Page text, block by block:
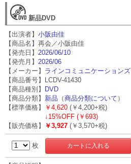
新品DVD
【出演者】小阪由佳
【商品名】再会／小阪由佳
【発売日】 2026/06/10
【発売月】 2026/06
【メーカー】 ラインコミュニケーションズ
【商品番号】LCDV-41430
【商品種別】 DVD
【商品分類】 新品 （商品分類について ）
【標準価格】
￥4,620 (￥4,200+税)
↓ 15%OFF (￥693)
【販売価格】
￥3,927 (￥3,570+税)
枚